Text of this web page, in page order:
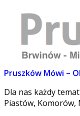
Pruszków Mówi –
Dla nas każdy
Piastów, Komorów,